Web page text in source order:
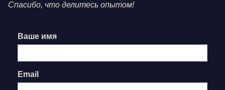
Спасибо, что делитесь опытом!
Ваше имя
Email